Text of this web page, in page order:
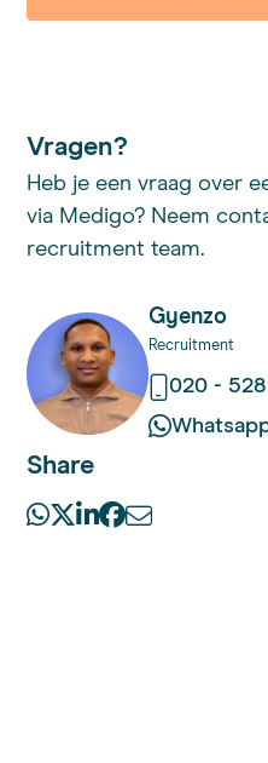
Vragen?
Heb je een vraag over
via Medigo? Neem
recruitment team.
Gyenzo
Recruitment
020 -
Share